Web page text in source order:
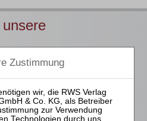
und browserbasierte
Einwahl und Verbindung mit